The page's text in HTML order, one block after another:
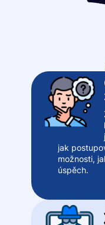
jak
možnosti,
úspěch.